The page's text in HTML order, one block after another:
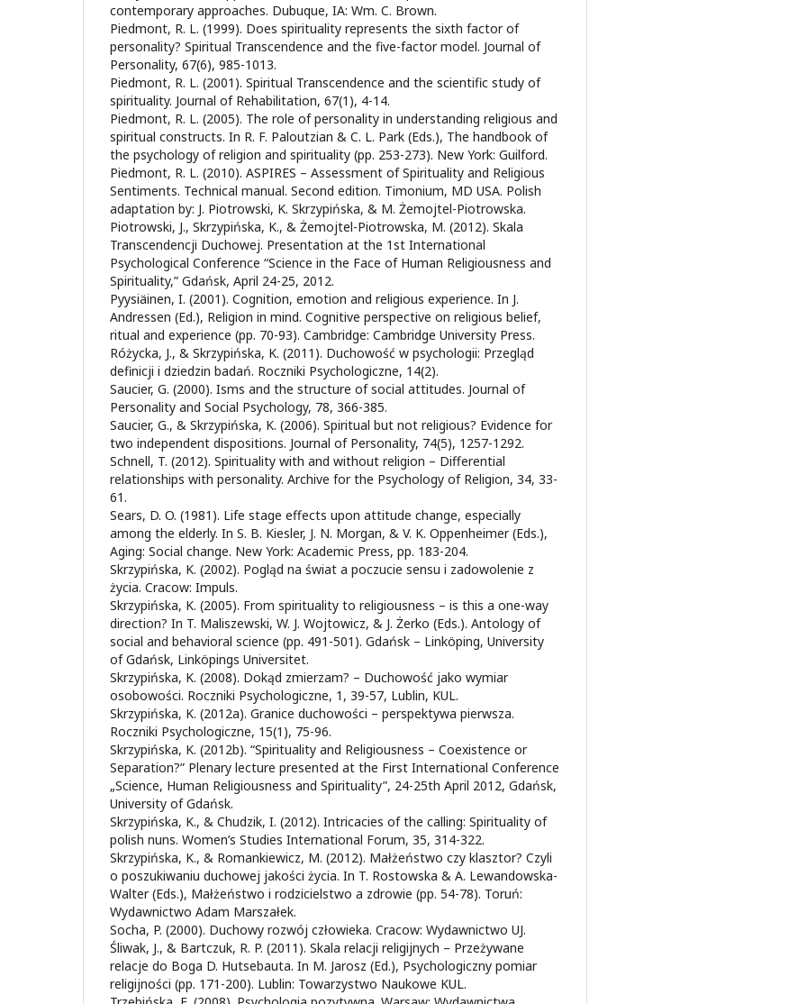
contemporary approaches. Dubuque, IA: Wm. C. Brown.
Piedmont, R. L. (1999). Does spirituality represents the sixth factor of
personality? Spiritual Transcendence and the five-factor model. Journal of
Personality, 67(6), 985-1013.
Piedmont, R. L. (2001). Spiritual Transcendence and the scientific study of
spirituality. Journal of Rehabilitation, 67(1), 4-14.
Piedmont, R. L. (2005). The role of personality in understanding religious and
spiritual constructs. In R. F. Paloutzian & C. L. Park (Eds.), The handbook of
the psychology of religion and spirituality (pp. 253-273). New York: Guilford.
Piedmont, R. L. (2010). ASPIRES – Assessment of Spirituality and Religious
Sentiments. Technical manual. Second edition. Timonium, MD USA. Polish
adaptation by: J. Piotrowski, K. Skrzypińska, & M. Żemojtel-Piotrowska.
Piotrowski, J., Skrzypińska, K., & Żemojtel-Piotrowska, M. (2012). Skala
Transcendencji Duchowej. Presentation at the 1st International
Psychological Conference “Science in the Face of Human Religiousness and
Spirituality,” Gdańsk, April 24-25, 2012.
Pyysiäinen, I. (2001). Cognition, emotion and religious experience. In J.
Andressen (Ed.), Religion in mind. Cognitive perspective on religious belief,
ritual and experience (pp. 70-93). Cambridge: Cambridge University Press.
Różycka, J., & Skrzypińska, K. (2011). Duchowość w psychologii: Przegląd
definicji i dziedzin badań. Roczniki Psychologiczne, 14(2).
Saucier, G. (2000). Isms and the structure of social attitudes. Journal of
Personality and Social Psychology, 78, 366-385.
Saucier, G., & Skrzypińska, K. (2006). Spiritual but not religious? Evidence for
two independent dispositions. Journal of Personality, 74(5), 1257-1292.
Schnell, T. (2012). Spirituality with and without religion – Differential
relationships with personality. Archive for the Psychology of Religion, 34, 33-
61.
Sears, D. O. (1981). Life stage effects upon attitude change, especially
among the elderly. In S. B. Kiesler, J. N. Morgan, & V. K. Oppenheimer (Eds.),
Aging: Social change. New York: Academic Press, pp. 183-204.
Skrzypińska, K. (2002). Pogląd na świat a poczucie sensu i zadowolenie z
życia. Cracow: Impuls.
Skrzypińska, K. (2005). From spirituality to religiousness – is this a one-way
direction? In T. Maliszewski, W. J. Wojtowicz, & J. Żerko (Eds.). Antology of
social and behavioral science (pp. 491-501). Gdańsk – Linköping, University
of Gdańsk, Linköpings Universitet.
Skrzypińska, K. (2008). Dokąd zmierzam? – Duchowość jako wymiar
osobowości. Roczniki Psychologiczne, 1, 39-57, Lublin, KUL.
Skrzypińska, K. (2012a). Granice duchowości – perspektywa pierwsza.
Roczniki Psychologiczne, 15(1), 75-96.
Skrzypińska, K. (2012b). “Spirituality and Religiousness – Coexistence or
Separation?” Plenary lecture presented at the First International Conference
„Science, Human Religiousness and Spirituality”, 24-25th April 2012, Gdańsk,
University of Gdańsk.
Skrzypińska, K., & Chudzik, I. (2012). Intricacies of the calling: Spirituality of
polish nuns. Women’s Studies International Forum, 35, 314-322.
Skrzypińska, K., & Romankiewicz, M. (2012). Małżeństwo czy klasztor? Czyli
o poszukiwaniu duchowej jakości życia. In T. Rostowska & A. Lewandowska-
Walter (Eds.), Małżeństwo i rodzicielstwo a zdrowie (pp. 54-78). Toruń:
Wydawnictwo Adam Marszałek.
Socha, P. (2000). Duchowy rozwój człowieka. Cracow: Wydawnictwo UJ.
Śliwak, J., & Bartczuk, R. P. (2011). Skala relacji religijnych – Przeżywane
relacje do Boga D. Hutsebauta. In M. Jarosz (Ed.), Psychologiczny pomiar
religijności (pp. 171-200). Lublin: Towarzystwo Naukowe KUL.